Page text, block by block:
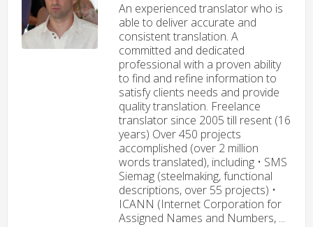
An experienced translator who is
able to deliver accurate and
consistent translation. A
committed and dedicated
professional with a proven ability
to find and refine information to
satisfy clients needs and provide
quality translation. Freelance
translator since 2005 till resent (16
years) Over 450 projects
accomplished (over 2 million
words translated), including • SMS
Siemag (steelmaking, functional
descriptions, over 55 projects) •
ICANN (Internet Corporation for
Assigned Names and Numbers, ...